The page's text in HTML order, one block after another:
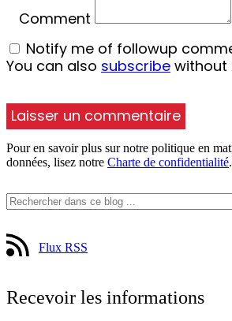
Comment
Notify me of followup
You can also subscribe without
Pour en savoir plus sur notre politique en
données, lisez notre Charte de confidentialité.
Flux RSS
Recevoir les informations